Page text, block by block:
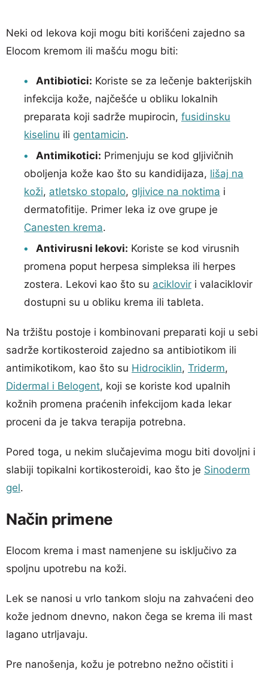
Neki od lekova koji mogu biti korišćeni zajedno sa
Elocom kremom ili mašću mogu biti:
Antibiotici: Koriste se za lečenje bakterijskih
infekcija kože, najčešće u obliku lokalnih
preparata koji sadrže mupirocin, fusidinsku
kiselinu ili gentamicin.
Antimikotici: Primenjuju se kod gljivičnih
oboljenja kože kao što su kandidijaza, lišaj na
koži, atletsko stopalo, gljivice na noktima i
dermatofitije. Primer leka iz ove grupe je
Canesten krema.
Antivirusni lekovi: Koriste se kod virusnih
promena poput herpesa simpleksa ili herpes
zostera. Lekovi kao što su aciklovir i valaciklovir
dostupni su u obliku krema ili tableta.
Na tržištu postoje i kombinovani preparati koji u sebi
sadrže kortikosteroid zajedno sa antibiotikom ili
antimikotikom, kao što su Hidrociklin, Triderm,
Didermal i Belogent, koji se koriste kod upalnih
kožnih promena praćenih infekcijom kada lekar
proceni da je takva terapija potrebna.
Pored toga, u nekim slučajevima mogu biti dovoljni i
slabiji topikalni kortikosteroidi, kao što je Sinoderm
gel.
Način primene
Elocom krema i mast namenjene su isključivo za
spoljnu upotrebu na koži.
Lek se nanosi u vrlo tankom sloju na zahvaćeni deo
kože jednom dnevno, nakon čega se krema ili mast
lagano utrljavaju.
Pre nanošenja, kožu je potrebno nežno očistiti i